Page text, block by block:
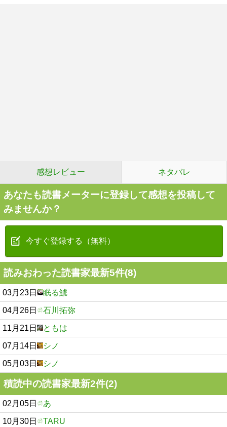
感想レビュー ネタバレ
あなたも読書メーターに登録して感想を投稿して
みませんか？
今すぐ登録する（無料）
読みおわった読書家最新5件(8)
03月23日 眠る鯱
04月26日 石川拓弥
11月21日 ともは
07月14日 シノ
05月03日 シノ
積読中の読書家最新2件(2)
02月05日 あ
10月30日 TARU